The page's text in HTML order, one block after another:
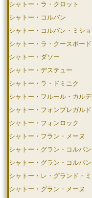
シャトー・ラ・クロット
シャトー・コルバン
シャトー・コルバン・ミショ
シャトー・ラ・クースポード
シャトー・ダソー
シャトー・デステュー
シャトー・ラ・ドミニク
シャトー・フルール・カル
シャトー・フォンプレガルド
シャトー・フォンロック
シャトー・フラン・メーヌ
シャトー・グラン・コルバン
シャトー・グラン・コルバ
シャトー・レ・グランド・
シャトー・グラン・メーヌ